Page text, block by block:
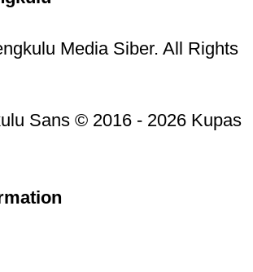
Media Siber. All Rights
Sans © 2016 - 2026 Kupas